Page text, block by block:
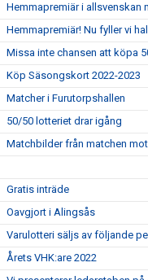
Hemmapremiär i allsvenskan
Hemmapremiär! Nu fyller vi
Missa inte chansen att köpa
Köp Säsongskort 2022-2023
Matcher i Furutorpshallen
50/50 lotteriet drar igång
Matchbilder från matchen
Gratis inträde
Oavgjort i Alingsås
Varulotteri säljs av följande
Årets VHK:are 2022